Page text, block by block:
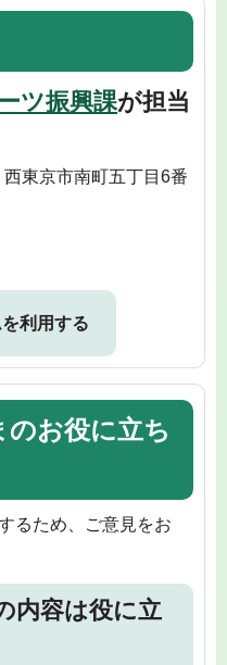
ツ振興課が担当
東京市南町五丁目6番
利用する
のお役に立ち
るため、ご意見をお
内容は役に立